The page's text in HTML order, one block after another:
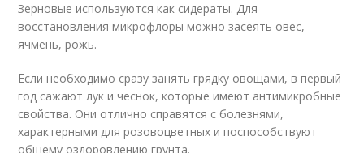
Зерновые используются как сидераты. Для
восстановления микрофлоры можно засеять овес,
ячмень, рожь.
Если необходимо сразу занять грядку овощами, в первый
год сажают лук и чеснок, которые имеют антимикробные
свойства. Они отлично справятся с болезнями,
характерными для розовоцветных и поспособствуют
общему оздоровлению грунта.